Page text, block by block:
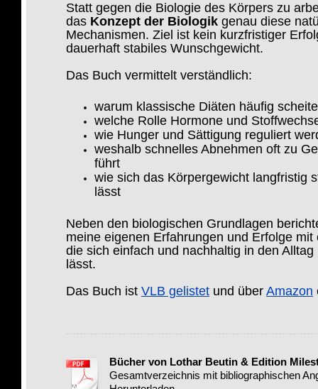
Statt gegen die Biologie des Körpers zu
das Konzept der Biologik genau diese
Mechanismen. Ziel ist kein kurzfristiger
dauerhaft stabiles Wunschgewicht.
Das Buch vermittelt verständlich:
warum klassische Diäten häufig
welche Rolle Hormone und
wie Hunger und Sättigung reguliert
weshalb schnelles Abnehmen oft zu
führt
wie sich das Körpergewicht langfristig
lässt
Neben den biologischen Grundlagen
meine eigenen Erfahrungen und Erfolge mit
die sich einfach und nachhaltig in den Alltag
lässt.
Das Buch ist VLB gelistet und über Amazon
Bücher von Lothar Beutin & Edition
Gesamtverzeichnis mit bibliographischen